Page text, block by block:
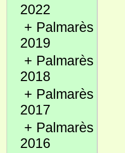
2022
+ Palmarès
2019
+ Palmarès
2018
+ Palmarès
2017
+ Palmarès
2016